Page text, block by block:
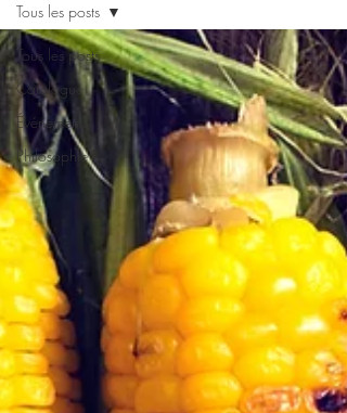
Tous les posts
Catalogue
Événements
Philosophie
Tous les posts